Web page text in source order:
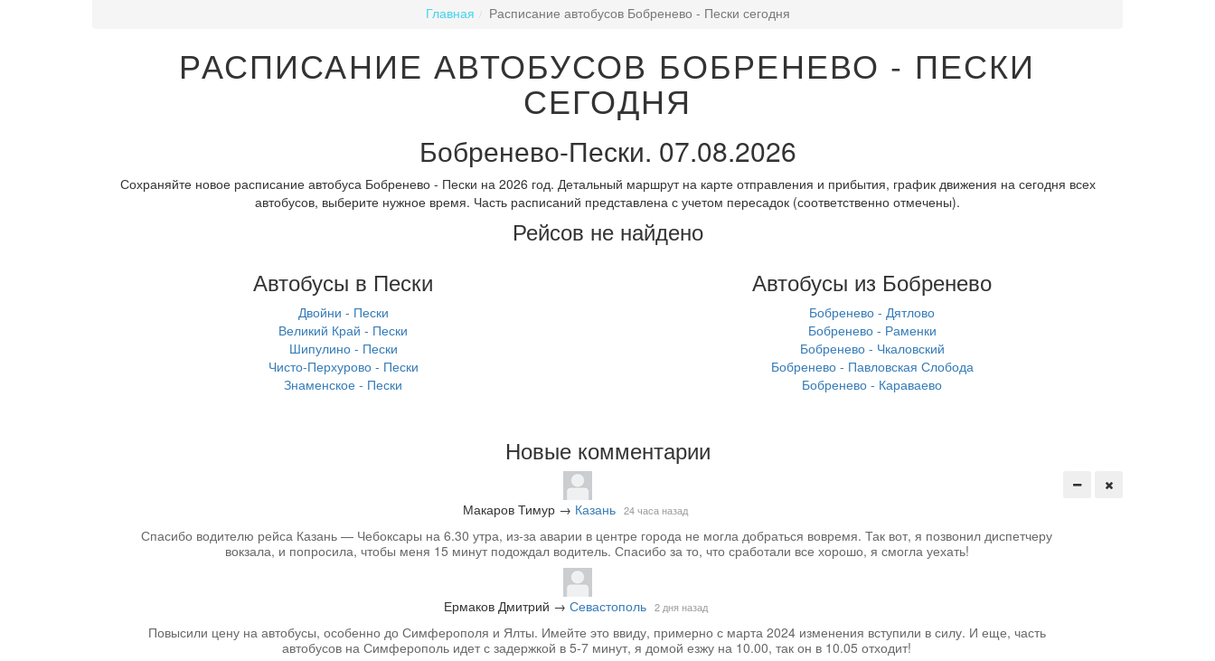
Главная Расписание автобусов Бобренево - Пески сегодня
РАСПИСАНИЕ АВТОБУСОВ БОБРЕНЕВО - ПЕСКИ
СЕГОДНЯ
Бобренево-Пески. 07.08.2026
Сохраняйте новое расписание автобуса Бобренево - Пески на 2026 год. Детальный маршрут на карте отправления и прибытия, график движения на сегодня всех
автобусов, выберите нужное время. Часть расписаний представлена с учетом пересадок (соответственно отмечены).
Рейсов не найдено
Автобусы в Пески
Двойни - Пески
Великий Край - Пески
Шипулино - Пески
Чисто-Перхурово - Пески
Знаменское - Пески
Автобусы из Бобренево
Бобренево - Дятлово
Бобренево - Раменки
Бобренево - Чкаловский
Бобренево - Павловская Слобода
Бобренево - Караваево
Новые комментарии
Макаров Тимур → Казань 24 часа назад
Спасибо водителю рейса Казань — Чебоксары на 6.30 утра, из-за аварии в центре города не могла добраться вовремя. Так вот, я позвонил диспетчеру
вокзала, и попросила, чтобы меня 15 минут подождал водитель. Спасибо за то, что сработали все хорошо, я смогла уехать!
Ермаков Дмитрий → Севастополь 2 дня назад
Повысили цену на автобусы, особенно до Симферополя и Ялты. Имейте это ввиду, примерно с марта 2024 изменения вступили в силу. И еще, часть
автобусов на Симферополь идет с задержкой в 5-7 минут, я домой езжу на 10.00, так он в 10.05 отходит!